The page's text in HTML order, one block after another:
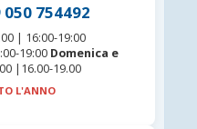
754492
| 16:00-19:00
19:00 Domenica e
|16.00-19.00
L'ANNO